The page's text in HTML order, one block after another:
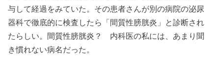
与して経過をみていた。その患者さんが別の病院の泌尿
器科で徹底的に検査したら「間質性膀胱炎」と診断され
たらしい。間質性膀胱炎？ 内科医の私には、あまり聞
き慣れない病名だった。